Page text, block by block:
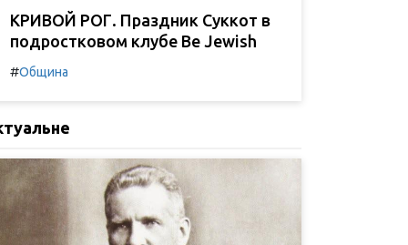
КРИВОЙ РОГ. Праздник Суккот в
подростковом клубе Be Jewish
#Община